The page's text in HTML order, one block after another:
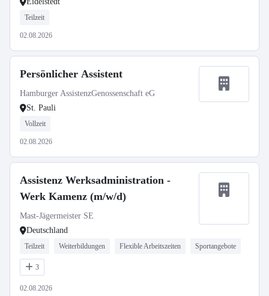
Teilzeit
02.08.2026
Persönlicher Assistent
Hamburger AssistenzGenossenschaft eG
St. Pauli
Vollzeit
02.08.2026
Assistenz Werksadministration -
Werk Kamenz (m/w/d)
Mast-Jägermeister SE
Deutschland
Teilzeit Weiterbildungen Flexible Arbeitszeiten Sportangebote
3
02.08.2026